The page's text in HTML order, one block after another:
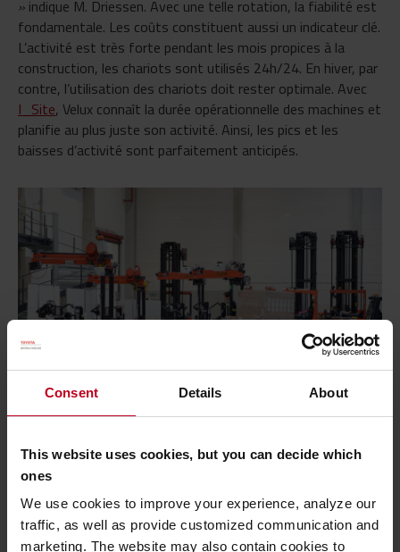
Consent Details About
This website uses cookies, but you can decide which
ones
We use cookies to improve your experience, analyze our
traffic, as well as provide customized communication and
marketing. The website may also contain cookies to
» indique M. Driessen. Avec une telle rotation, la fiabilité est
fondamentale. Les coûts constituent aussi un indicateur clé.
L’activité est très forte pendant les mois propices à la
construction, les chariots sont utilisés 24h/24. En hiver, par
contre, l’utilisation des chariots doit rester optimale. Avec
I_Site, Velux connaît la durée opérationnelle des machines et
planifie au plus juste son activité. Ainsi, les pics et les
baisses d’activité sont parfaitement anticipés.
Flotte de chariots optimisée et
productivité accrue